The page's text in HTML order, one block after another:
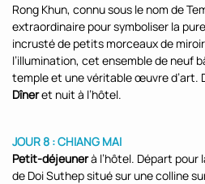
Rong Khun, connu sous le nom de
extraordinaire pour symboliser la
incrusté de petits morceaux de
l’illumination, cet ensemble de neuf
temple et une véritable œuvre d’art.
Dîneret nuit à l’hôtel.
JOUR 8 : CHIANG MAI
Petit-déjeunerà l’hôtel. Départ
de Doi Suthep situé sur une colline